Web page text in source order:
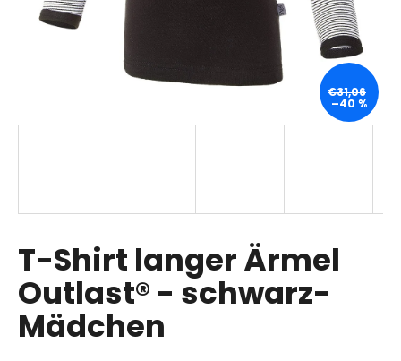
T-Shirt langer Ärmel
Outlast® - schwarz-
Mädchen
€31,06
–40 %
SUCHEN
p
f
e
h
l
e